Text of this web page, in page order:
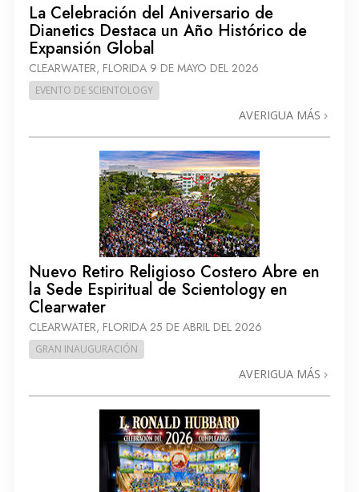
La Celebración del Aniversario de
Dianetics Destaca un Año Histórico de
Expansión Global
CLEARWATER, FLORIDA 9 DE MAYO DEL 2026
EVENTO DE SCIENTOLOGY
AVERIGUA MÁS
Nuevo Retiro Religioso Costero Abre en
la Sede Espiritual de Scientology en
Clearwater
CLEARWATER, FLORIDA 25 DE ABRIL DEL 2026
GRAN INAUGURACIÓN
AVERIGUA MÁS